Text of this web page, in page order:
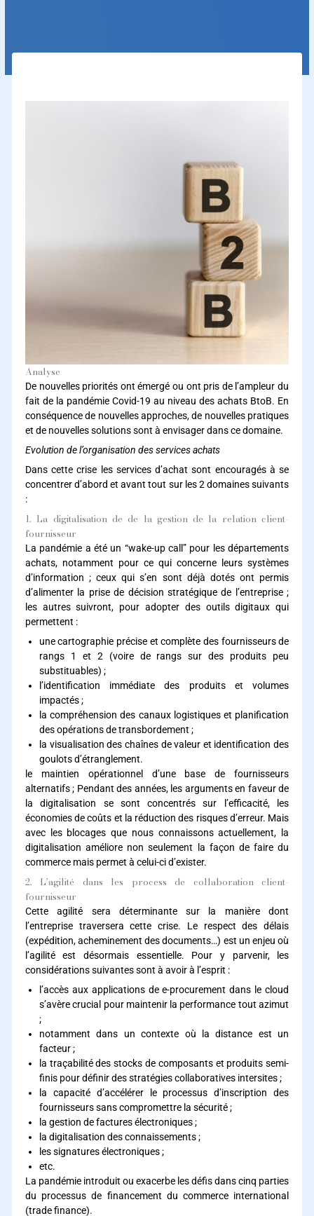
Analyse
De nouvelles priorités ont émergé ou ont pris de l’ampleur du
fait de la pandémie Covid-19 au niveau des achats BtoB. En
conséquence de nouvelles approches, de nouvelles pratiques
et de nouvelles solutions sont à envisager dans ce domaine.
Evolution de l’organisation des services achats
Dans cette crise les services d’achat sont encouragés à se
concentrer d’abord et avant tout sur les 2 domaines suivants
:
1. La digitalisation de de la gestion de la relation client-
fournisseur
La pandémie a été un “wake-up call” pour les départements
achats, notamment pour ce qui concerne leurs systèmes
d’information ; ceux qui s’en sont déjà dotés ont permis
d’alimenter la prise de décision stratégique de l’entreprise ;
les autres suivront, pour adopter des outils digitaux qui
permettent :
une cartographie précise et complète des fournisseurs de
rangs 1 et 2 (voire de rangs sur des produits peu
substituables) ;
l’identification immédiate des produits et volumes
impactés ;
la compréhension des canaux logistiques et planification
des opérations de transbordement ;
la visualisation des chaînes de valeur et identification des
goulots d’étranglement.
le maintien opérationnel d’une base de fournisseurs
alternatifs ; Pendant des années, les arguments en faveur de
la digitalisation se sont concentrés sur l’efficacité, les
économies de coûts et la réduction des risques d’erreur. Mais
avec les blocages que nous connaissons actuellement, la
digitalisation améliore non seulement la façon de faire du
commerce mais permet à celui-ci d’exister.
2. L’agilité dans les process de collaboration client-
fournisseur
Cette agilité sera déterminante sur la manière dont
l’entreprise traversera cette crise. Le respect des délais
(expédition, acheminement des documents…) est un enjeu où
l’agilité est désormais essentielle. Pour y parvenir, les
considérations suivantes sont à avoir à l’esprit :
l’accès aux applications de e-procurement dans le cloud
s’avère crucial pour maintenir la performance tout azimut
;
notamment dans un contexte où la distance est un
facteur ;
la traçabilité des stocks de composants et produits semi-
finis pour définir des stratégies collaboratives intersites ;
la capacité d’accélérer le processus d’inscription des
fournisseurs sans compromettre la sécurité ;
la gestion de factures électroniques ;
la digitalisation des connaissements ;
les signatures électroniques ;
etc.
La pandémie introduit ou exacerbe les défis dans cinq parties
du processus de financement du commerce international
(trade finance).